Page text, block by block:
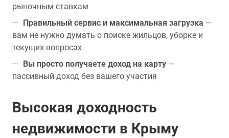
рыночным ставкам
Правильный сервис и максимальная загрузка —
вам не нужно думать о поиске жильцов, уборке и
текущих вопросах
Вы просто получаете доход на карту —
пассивный доход без вашего участия
Высокая доходность
недвижимости в Крыму